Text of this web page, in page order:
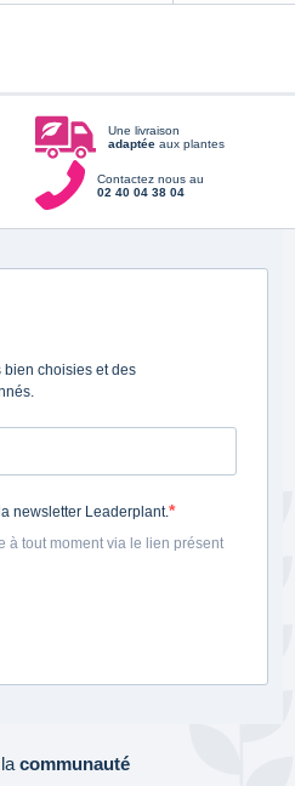
Une livraison
adaptée aux plantes
Contactez nous au
02 40 04 38 04
bien choisies et des
newsletter Leaderplant.
à tout moment via le lien présent
communauté